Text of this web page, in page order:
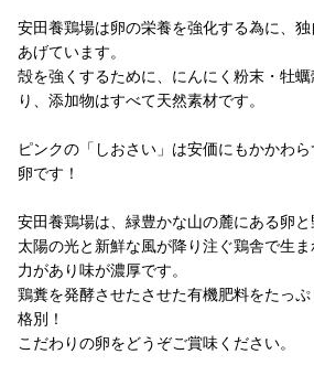
安田養鶏場は卵の栄養を強化する為に、
あげています。
殻を強くするために、にんにく粉末・牡
り、添加物はすべて天然素材です。
ピンクの「しおさい」は安価にもかかわ
卵です！
安田養鶏場は、緑豊かな山の麓にある卵と
太陽の光と新鮮な風が降り注ぐ鶏舎で生
力があり味が濃厚です。
鶏糞を発酵させたさせた有機肥料をたっ
格別！
こだわりの卵をどうぞご賞味ください。